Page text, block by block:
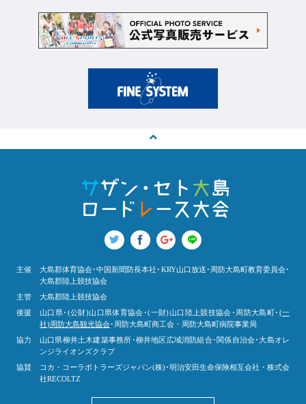
主催
大島郡体育協会･中国新聞防長本社･KRY山口放送･周防大島町教育委員会･
大島郡陸上競技協会
主管
大島郡陸上競技協会
後援
山口県･(公財)山口県体育協会･(一財)山口陸上競技協会･周防大島町･ (一
社)周防大島観光協会･周防大島町商工会・周防大島町病院事業局
協力
山口県柳井土木建築事務所･柳井地区広域消防組合･関係自治会･大島オレ
ンジライオンズクラブ
協賛
コカ・コーラボトラーズジャパン(株)･明治安田生命保険相互会社・株式会
社RECOLTZ